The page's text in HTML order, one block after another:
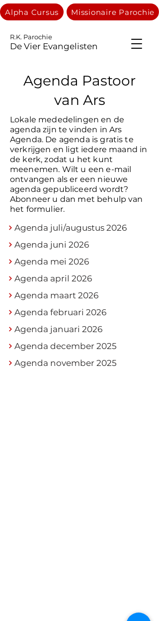
R.K. Parochie
De Vier Evangelisten
Alpha Cursus Missionaire Parochie
Agenda Pastoor
van Ars
Lokale mededelingen en de
agenda zijn te vinden in Ars
Agenda. De agenda is gratis te
verkrijgen en ligt iedere maand in
de kerk, zodat u het kunt
meenemen. Wilt u een e-mail
ontvangen als er een nieuwe
agenda gepubliceerd wordt?
Abonneer u dan met behulp van
het formulier.
Agenda juli/augustus 2026
Agenda juni 2026
Agenda mei 2026
Agenda april 2026
Agenda maart 2026
Agenda februari 2026
Agenda januari 2026
Agenda december 2025
Agenda november 2025